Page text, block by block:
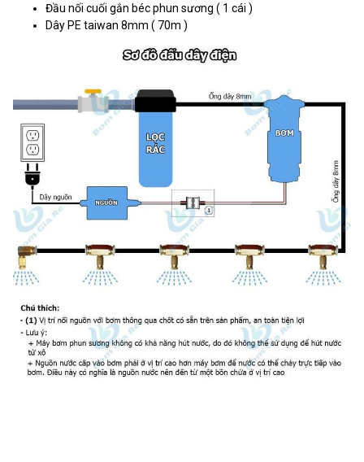
Đầu nối cuối gắn béc phun sương ( 1 cái )
Dây PE taiwan 8mm ( 70m )